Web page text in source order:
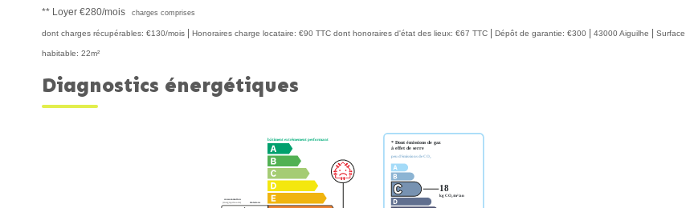
** Loyer €280/mois charges comprises
dont charges récupérables: €130/mois Honoraires charge locataire: €90 TTC dont honoraires d'état des lieux: €67 TTC Dépôt de garantie: €300 43000 Aiguilhe Surface
habitable: 22m²
Diagnostics énergétiques